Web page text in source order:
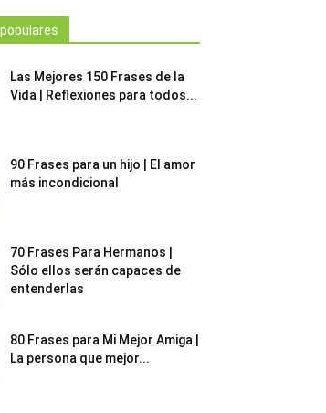
Las Mejores 150 Frases de la
Vida | Reflexiones para todos...
90 Frases para un hijo | El amor
más incondicional
70 Frases Para Hermanos |
Sólo ellos serán capaces de
entenderlas
80 Frases para Mi Mejor Amiga |
La persona que mejor...